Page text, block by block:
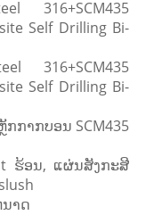
316+SCM435
Self Drilling Bi-
316+SCM435
Self Drilling Bi-
ກກາກບອນ SCM435
ຮ້ອນ​, ແຜ່ນ​ສັງ​ກະ​ສີ​
ນາດ